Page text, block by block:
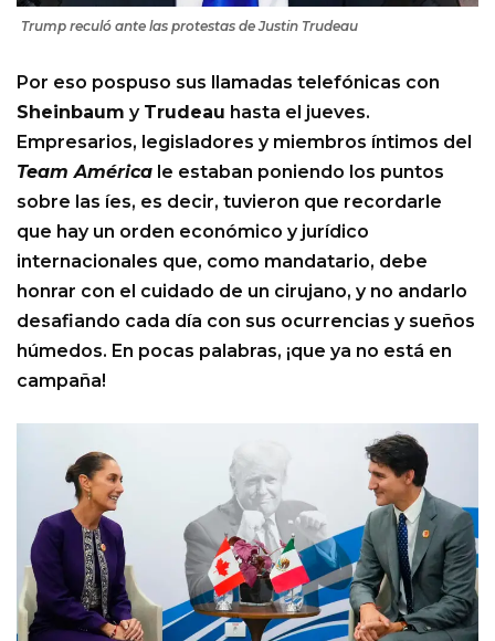
Trump reculó ante las protestas de Justin Trudeau
Por eso pospuso sus llamadas telefónicas con
Sheinbaum y Trudeau hasta el jueves.
Empresarios, legisladores y miembros íntimos del
Team América le estaban poniendo los puntos
sobre las íes, es decir, tuvieron que recordarle
que hay un orden económico y jurídico
internacionales que, como mandatario, debe
honrar con el cuidado de un cirujano, y no andarlo
desafiando cada día con sus ocurrencias y sueños
húmedos. En pocas palabras, ¡que ya no está en
campaña!